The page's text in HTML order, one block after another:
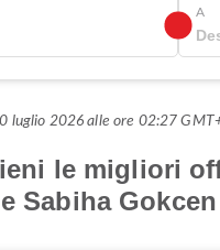
A
luglio 2026 alle ore 02:27
le migliori
Sabiha Gokcen